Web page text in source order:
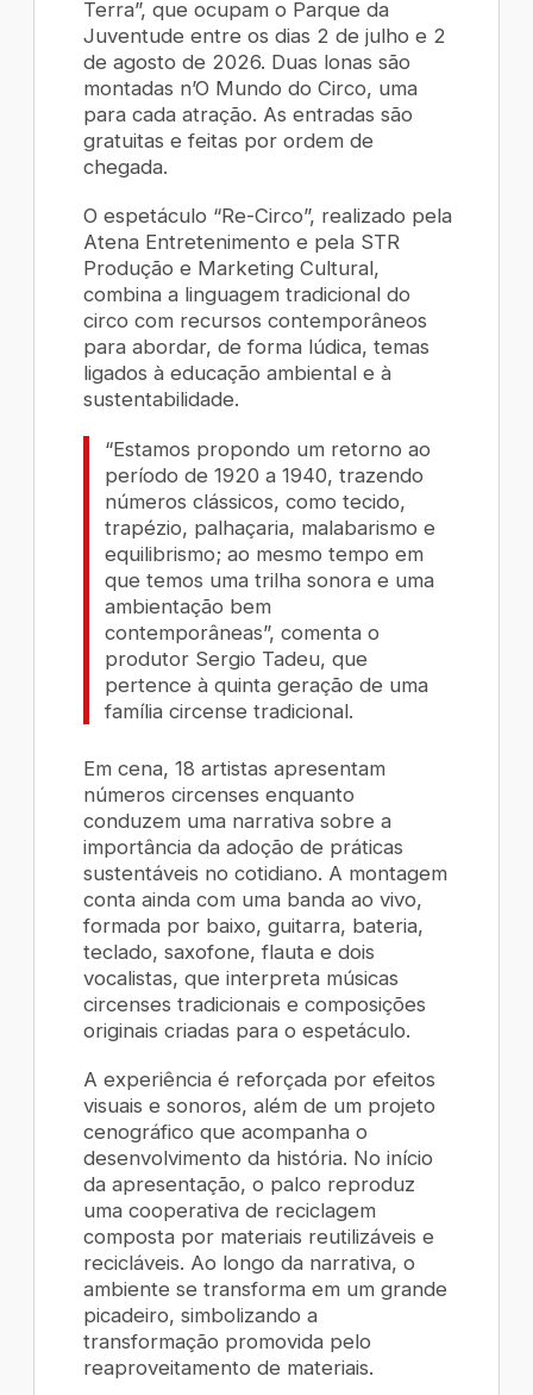
Terra”, que ocupam o Parque da
Juventude entre os dias 2 de julho e 2
de agosto de 2026. Duas lonas são
montadas n’O Mundo do Circo, uma
para cada atração. As entradas são
gratuitas e feitas por ordem de
chegada.
O espetáculo “Re-Circo”, realizado pela
Atena Entretenimento e pela STR
Produção e Marketing Cultural,
combina a linguagem tradicional do
circo com recursos contemporâneos
para abordar, de forma lúdica, temas
ligados à educação ambiental e à
sustentabilidade.
“Estamos propondo um retorno ao
período de 1920 a 1940, trazendo
números clássicos, como tecido,
trapézio, palhaçaria, malabarismo e
equilibrismo; ao mesmo tempo em
que temos uma trilha sonora e uma
ambientação bem
contemporâneas”, comenta o
produtor Sergio Tadeu, que
pertence à quinta geração de uma
família circense tradicional.
Em cena, 18 artistas apresentam
números circenses enquanto
conduzem uma narrativa sobre a
importância da adoção de práticas
sustentáveis no cotidiano. A montagem
conta ainda com uma banda ao vivo,
formada por baixo, guitarra, bateria,
teclado, saxofone, flauta e dois
vocalistas, que interpreta músicas
circenses tradicionais e composições
originais criadas para o espetáculo.
A experiência é reforçada por efeitos
visuais e sonoros, além de um projeto
cenográfico que acompanha o
desenvolvimento da história. No início
da apresentação, o palco reproduz
uma cooperativa de reciclagem
composta por materiais reutilizáveis e
recicláveis. Ao longo da narrativa, o
ambiente se transforma em um grande
picadeiro, simbolizando a
transformação promovida pelo
reaproveitamento de materiais.